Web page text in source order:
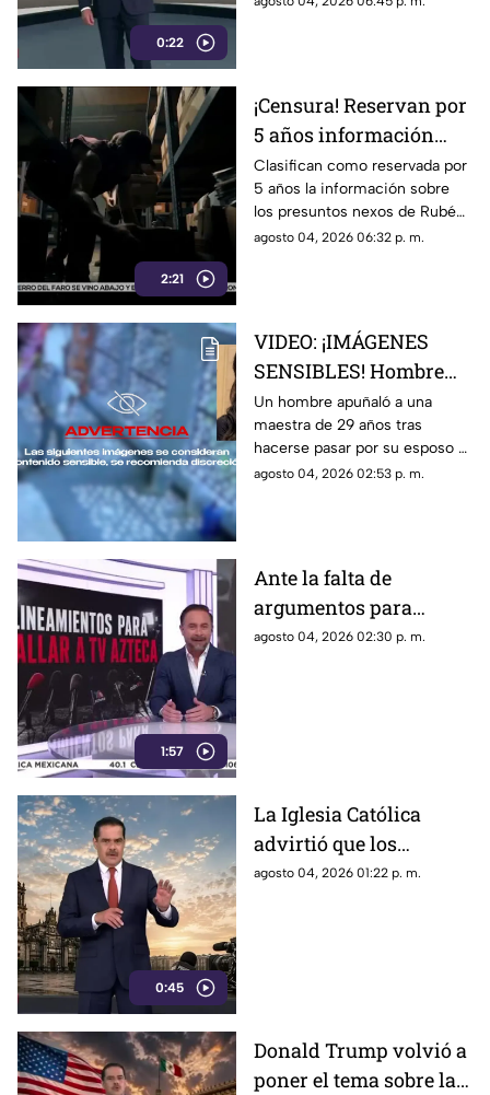
0:22
2:21
¡Censura! Reservan por
5 años información
sobre presuntos nexos
de Rocha Moya e
Inzunza con el crimen
Clasifican como reservada por
5 años la información sobre
los presuntos nexos de Rubén
Rocha Moya y Enrique Inzunza
agosto 04, 2026 06:32 p. m.
VIDEO: ¡IMÁGENES
SENSIBLES! Hombre
apuñala más de 30
veces a maestra de 29
años en una escuela
Un hombre apuñaló a una
maestra de 29 años tras
hacerse pasar por su esposo e
ingresar a la escuela; te
agosto 04, 2026 02:53 p. m.
1:57
Ante la falta de
argumentos para
justificar lineamientos
agosto 04, 2026 02:30 p. m.
0:45
La Iglesia Católica
advirtió que los
lineamientos para la
agosto 04, 2026 01:22 p. m.
Donald Trump volvió a
poner el tema sobre la